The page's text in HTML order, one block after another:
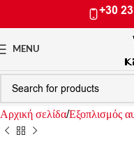
+30
MENU
Αρχική σελίδαΕξοπλισμός